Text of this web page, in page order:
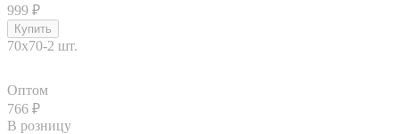
999 ₽
70x70-2 шт.
Оптом
766 ₽
В розницу